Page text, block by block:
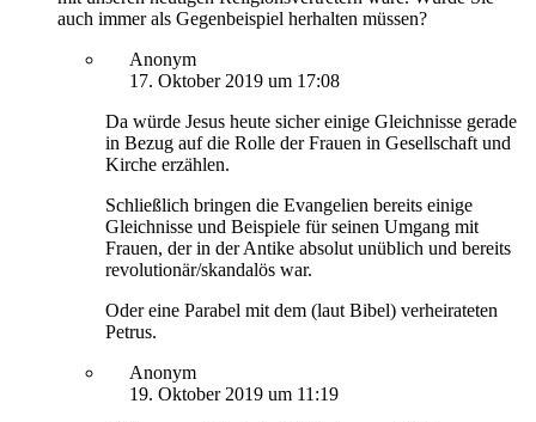
auch immer als Gegenbeispiel herhalten müssen?
Anonym
17. Oktober 2019 um 17:08
Da würde Jesus heute sicher einige Gleichnisse gerade
in Bezug auf die Rolle der Frauen in Gesellschaft und
Kirche erzählen.
Schließlich bringen die Evangelien bereits einige
Gleichnisse und Beispiele für seinen Umgang mit
Frauen, der in der Antike absolut unüblich und bereits
revolutionär/skandalös war.
Oder eine Parabel mit dem (laut Bibel) verheirateten
Petrus.
Anonym
19. Oktober 2019 um 11:19